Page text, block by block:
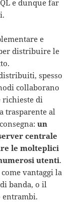
e dunque far
e
distribuire le
spesso
collaborano
richieste di
trasparente al
un
centrale
le molteplici
utenti.
vantaggi la
banda, o il
entrambi.